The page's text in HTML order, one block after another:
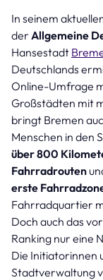
In seinem
der Allgemeine
Hansestadt
Deutschlands
Online-Umfrage
Großstädten mit
bringt Bremen
Menschen in den
über 800
Fahrradrouten
erste
Fahrradquartier
Doch auch das
Ranking nur eine
Die Initiatorinnen
Stadtverwaltung